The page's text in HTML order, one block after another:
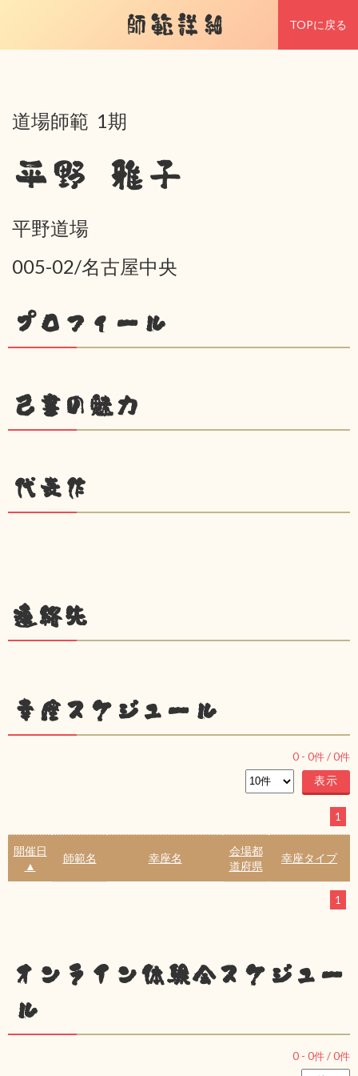
師範詳細 TOPに戻る
道場師範 1期
平野 雅子
平野道場
005-02/名古屋中央
プロフィール
己書の魅力
代表作
連絡先
幸座スケジュール
0 - 0件 /0件
1
開催日
▲
師範名 幸座名
会場都
道府県
幸座タイプ
1
オンライン体験会スケジュー
ル
0 - 0件 /0件